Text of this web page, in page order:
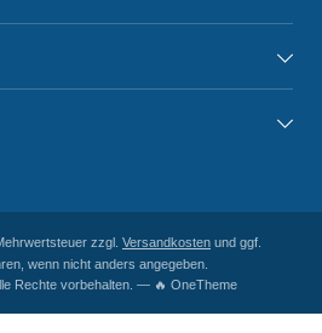
zzgl. Versandkosten und ggf.
wenn nicht anders angegeben.
Rechte vorbehalten. — 🔥 OneTheme